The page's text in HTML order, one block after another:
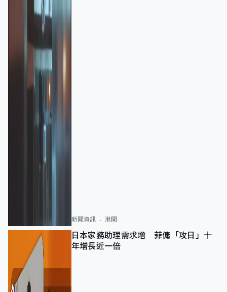
新聞資訊 港聞
日本家務助理需求增 菲傭「攻日」十
年增長近一倍